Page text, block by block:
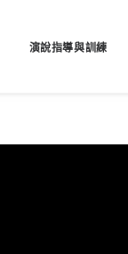
演說指導與訓練